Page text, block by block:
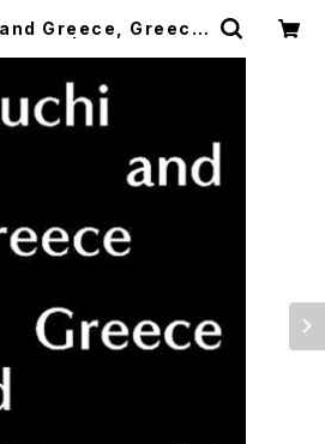
Greece, Greece